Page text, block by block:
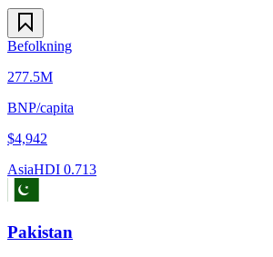
Befolkning
277.5M
BNP/capita
$4,942
AsiaHDI 0.713
Pakistan